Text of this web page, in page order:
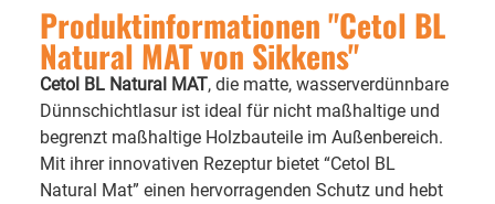
Produktinformationen "Cetol BL
Natural MAT von Sikkens"
Cetol BL Natural MAT, die matte, wasserverdünnbare
Dünnschichtlasur ist ideal für nicht maßhaltige und
begrenzt maßhaltige Holzbauteile im Außenbereich.
Mit ihrer innovativen Rezeptur bietet “Cetol BL
Natural Mat” einen hervorragenden Schutz und hebt